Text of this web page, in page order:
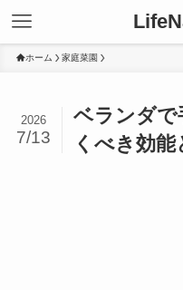
ホーム 家庭菜園
ベランダで
くべき効
2026
7/13